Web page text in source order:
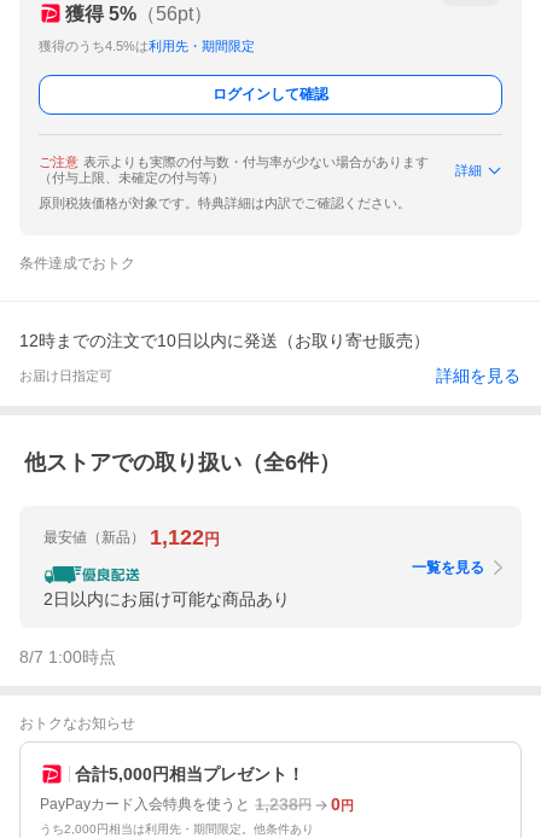
獲得 5% （56pt）
獲得のうち4.5%は利用先・期間限定
ログインして確認
ご注意 表示よりも実際の付与数・付与率が少ない場合があります
（付与上限、未確定の付与等）
詳細
原則税抜価格が対象です。特典詳細は内訳でご確認ください。
条件達成でおトク
12時までの注文で10日以内に発送（お取り寄せ販売）
お届け日指定可 詳細を見る
他ストアでの取り扱い（全6件）
最安値 （新品） 1,122円
2日以内にお届け可能な商品あり
一覧を見る
8/7 1:00時点
おトクなお知らせ
合計5,000円相当プレゼント！
PayPayカード入会特典を使うと 1,238円 0円
うち2,000円相当は利用先・期間限定。他条件あり